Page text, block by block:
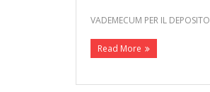
VADEMECUM PER IL
Read More